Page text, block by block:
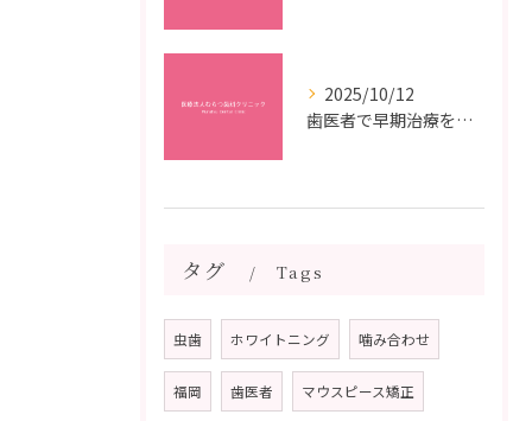
2025/10/12
歯医者で早期治療を受けるメリットと虫歯悪化を防ぐ最短ステップ
タグ Tags
虫歯 ホワイトニング 噛み合わせ
福岡 歯医者 マウスピース矯正